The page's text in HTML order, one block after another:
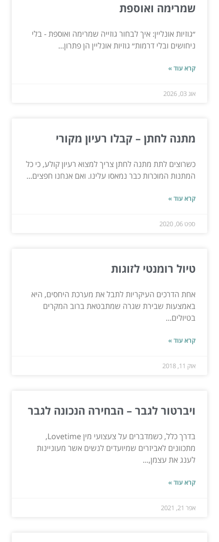
שמרימה ואוספת
״גוזיות אונליין: איך לבחור גוזייה שמרימה ואוספת - בלי
ניחושים ובלי דרמות״ גוזיות אונליין הן פתרון...
קרא עוד »
אוג 03, 2026
מתנה לחתן – קבלו רעיון מקורי
כשרוצים לתת מתנה לחתן צריך למצוא רעיון קולע, כי כל
המתנות המוכרות כבר נמאסו עלינו. ואם אנחנו חפצים...
קרא עוד »
ספט 06, 2020
טיול רומנטי לזוגות
אחת הדרכים העיקריות לתבל את מערכת היחסים, היא
באמצעות שבירת שגרה שמתבטאת ברוב המקרים
בטיולים...
קרא עוד »
אוק 11, 2018
ויברטור לגבר – הבחירה הנכונה לגבר
בדרך כלל, כשמדברים על צעצועי מין Lovetime,
מתכוונים לאביזרים שמיועדים לנשים אשר מעוניינות
לענג את עצמן,...
קרא עוד »
אפר 21, 2021